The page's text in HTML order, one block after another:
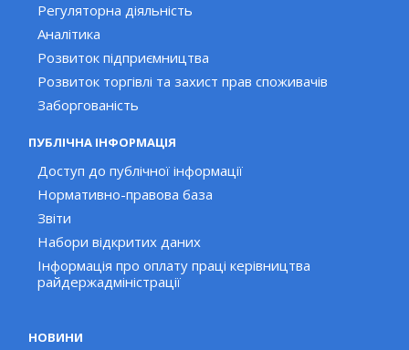
Регуляторна діяльність
Аналітика
Розвиток підприємництва
Розвиток торгівлі та захист прав споживачів
Заборгованість
ПУБЛІЧНА ІНФОРМАЦІЯ
Доступ до публічної інформації
Нормативно-правова база
Звіти
Набори відкритих даних
Інформація про оплату праці керівництва
райдержадміністрації
НОВИНИ